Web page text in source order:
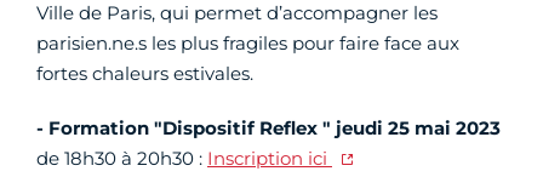
Ville de Paris, qui permet d’accompagner les
parisien.ne.s les plus fragiles pour faire face aux
fortes chaleurs estivales.
- Formation "Dispositif Reflex " jeudi 25 mai 2023
de 18h30 à 20h30 : Inscription ici